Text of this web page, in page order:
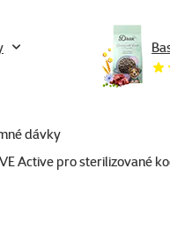
dávky
Active pro sterilizované